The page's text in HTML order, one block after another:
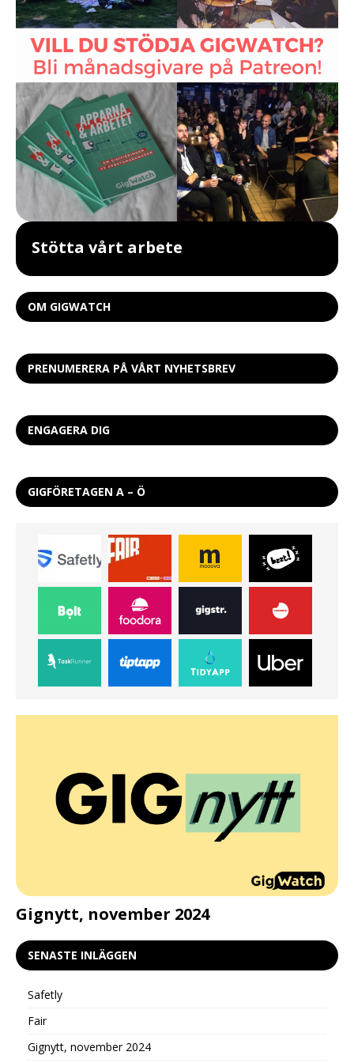
Stötta vårt arbete
OM GIGWATCH
PRENUMERERA PÅ VÅRT NYHETSBREV
ENGAGERA DIG
GIGFÖRETAGEN A – Ö
Gignytt, november 2024
SENASTE INLÄGGEN
Safetly
Fair
Gignytt, november 2024